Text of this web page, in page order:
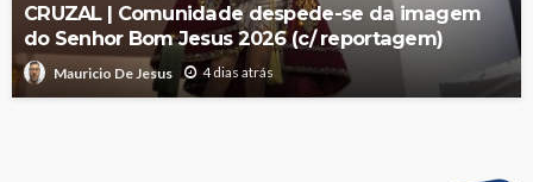
CRUZAL | Comunidade despede-se da imagem
do Senhor Bom Jesus 2026 (c/ reportagem)
Mauricio De Jesus 4 dias atrás